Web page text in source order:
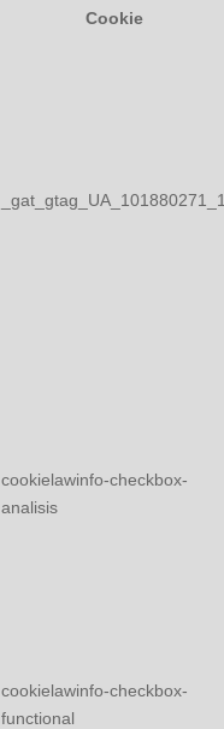
Cookie
_gat_gtag_UA_101880271_1
cookielawinfo-checkbox-
analisis
cookielawinfo-checkbox-
functional